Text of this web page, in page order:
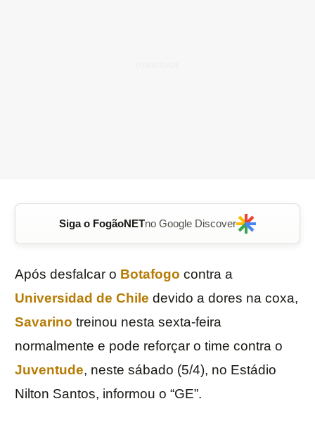
Siga o FogãoNETno Google Discover
Após desfalcar o Botafogo contra a
Universidad de Chile devido a dores na coxa,
Savarino treinou nesta sexta-feira
normalmente e pode reforçar o time contra o
Juventude, neste sábado (5/4), no Estádio
Nilton Santos, informou o “GE”.